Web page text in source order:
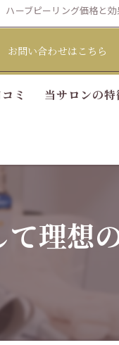
ハーブピーリング価格と
お問い合わせはこちら
ミ 当サロンの特
肌質改善
理想